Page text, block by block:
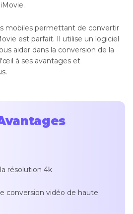
mobiles permettant de convertir
est parfait. Il utilise un logiciel
aider dans la conversion de la
à ses avantages et
résolution 4k
conversion vidéo de haute